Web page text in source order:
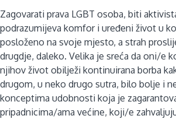
Zagovarati prava LGBT osoba, biti
podrazumijeva komfor i uređeni život u
posloženo na svoje mjesto, a strah
drugdje, daleko. Velika je sreća da oni/e
njihov život obilježi kontinuirana borba
drugom, u neko drugo sutra, bilo bolje i
konceptima udobnosti koja je
pripadnicima/ama većine, koji/e